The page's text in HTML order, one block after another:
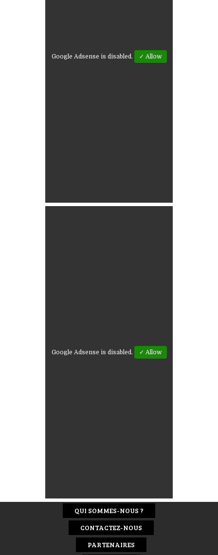
Google Adsense is disabled. ✓ Allow
Google Adsense is disabled. ✓ Allow
QUI SOMMES-NOUS ?
CONTACTEZ-NOUS
PARTENAIRES